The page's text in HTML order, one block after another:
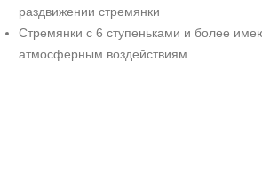
раздвижении стремянки
Стремянки с 6 ступеньками и более
атмосферным воздействиям